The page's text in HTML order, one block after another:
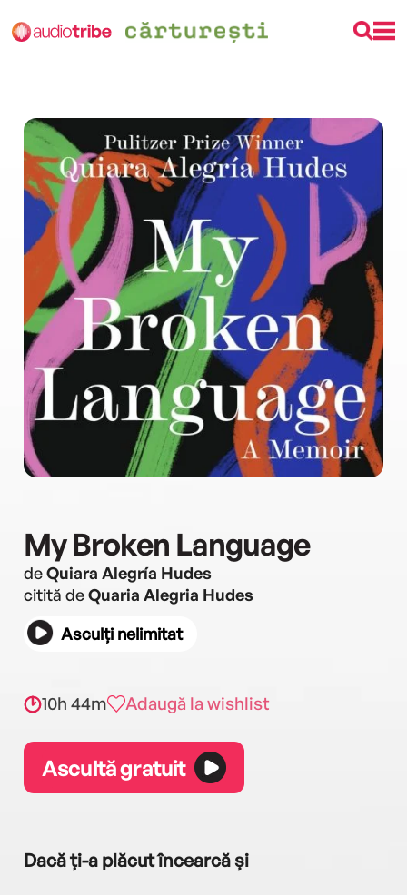
My Broken Language
deQuiara Alegría Hudes
citită deQuaria Alegria Hudes
Asculți nelimitat
10h 44m Adaugă la wishlist
Ascultă gratuit
Dacă ți-a plăcut încearcă și